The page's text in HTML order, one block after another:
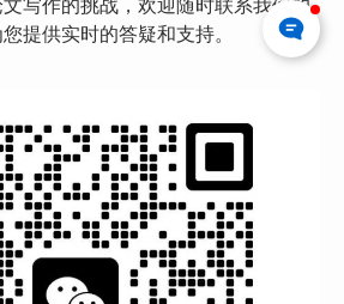
写作的挑战，欢迎随时联系我们的
提供实时的答疑和支持。